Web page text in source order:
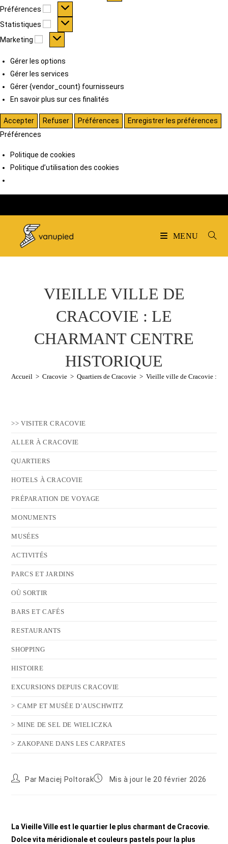
Préférences
Préférences
Statistiques Statistiques
Marketing Marketing
Gérer les options
Gérer les services
Gérer {vendor_count} fournisseurs
En savoir plus sur ces finalités
Accepter Refuser Préférences
Enregistrer les préférences
Préférences
Politique de cookies
Politique d’utilisation des cookies
MENU
VIEILLE VILLE DE
CRACOVIE : LE
CHARMANT CENTRE
HISTORIQUE
Accueil > Cracovie > Quartiers de Cracovie > Vieille ville de Cracovie : Le
>> VISITER CRACOVIE
ALLER À CRACOVIE
QUARTIERS
HOTELS À CRACOVIE
PRÉPARATION DE VOYAGE
MONUMENTS
MUSÉES
ACTIVITÉS
PARCS ET JARDINS
OÙ SORTIR
BARS ET CAFÉS
RESTAURANTS
SHOPPING
HISTOIRE
EXCURSIONS DEPUIS CRACOVIE
> CAMP ET MUSÉE D’AUSCHWITZ
> MINE DE SEL DE WIELICZKA
> ZAKOPANE DANS LES CARPATES
Par Maciej Poltorak Mis à jour le 20 février 2026
La Vieille Ville est le quartier le plus charmant de Cracovie.
Dolce vita méridionale et couleurs pastels pour la plus